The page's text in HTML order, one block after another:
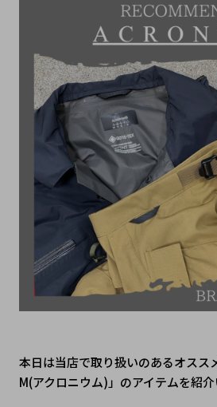
本日は当店で取り扱いのあるオスス
M(アクロニウム)」のアイテムを紹介